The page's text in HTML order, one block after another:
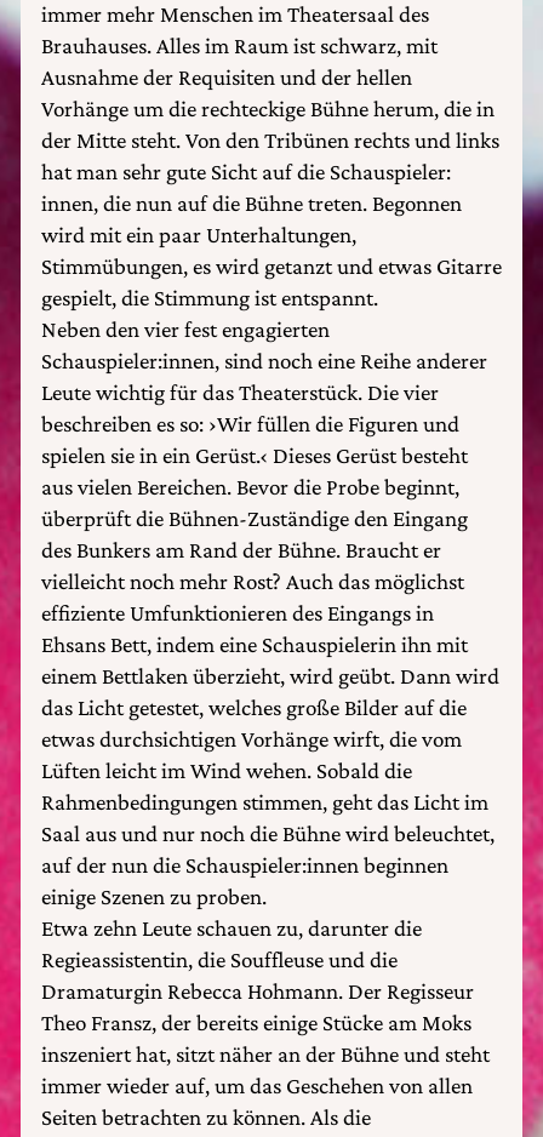
immer mehr Menschen im Theatersaal des
Brauhauses. Alles im Raum ist schwarz, mit
Ausnahme der Requisiten und der hellen
Vorhänge um die rechteckige Bühne herum, die in
der Mitte steht. Von den Tribünen rechts und links
hat man sehr gute Sicht auf die Schauspieler:
innen, die nun auf die Bühne treten. Begonnen
wird mit ein paar Unterhaltungen,
Stimmübungen, es wird getanzt und etwas Gitarre
gespielt, die Stimmung ist entspannt.
Neben den vier fest engagierten
Schauspieler:innen, sind noch eine Reihe anderer
Leute wichtig für das Theaterstück. Die vier
beschreiben es so: ›Wir füllen die Figuren und
spielen sie in ein Gerüst.‹ Dieses Gerüst besteht
aus vielen Bereichen. Bevor die Probe beginnt,
überprüft die Bühnen-Zuständige den Eingang
des Bunkers am Rand der Bühne. Braucht er
vielleicht noch mehr Rost? Auch das möglichst
effiziente Umfunktionieren des Eingangs in
Ehsans Bett, indem eine Schauspielerin ihn mit
einem Bettlaken überzieht, wird geübt. Dann wird
das Licht getestet, welches große Bilder auf die
etwas durchsichtigen Vorhänge wirft, die vom
Lüften leicht im Wind wehen. Sobald die
Rahmenbedingungen stimmen, geht das Licht im
Saal aus und nur noch die Bühne wird beleuchtet,
auf der nun die Schauspieler:innen beginnen
einige Szenen zu proben.
Etwa zehn Leute schauen zu, darunter die
Regieassistentin, die Souffleuse und die
Dramaturgin Rebecca Hohmann. Der Regisseur
Theo Fransz, der bereits einige Stücke am Moks
inszeniert hat, sitzt näher an der Bühne und steht
immer wieder auf, um das Geschehen von allen
Seiten betrachten zu können. Als die